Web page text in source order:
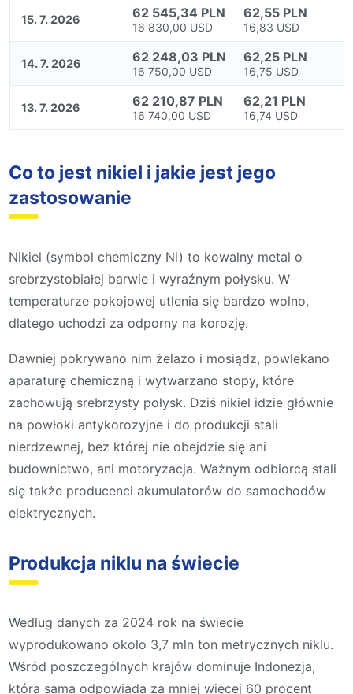
15. 7. 2026 62 545,34 PLN
16 830,00 USD
62,55 PLN
16,83 USD
14. 7. 2026 62 248,03 PLN
16 750,00 USD
62,25 PLN
16,75 USD
13. 7. 2026 62 210,87 PLN
16 740,00 USD
62,21 PLN
16,74 USD
Co to jest nikiel i jakie jest jego
zastosowanie
Nikiel (symbol chemiczny Ni) to kowalny metal o
srebrzystobiałej barwie i wyraźnym połysku. W
temperaturze pokojowej utlenia się bardzo wolno,
dlatego uchodzi za odporny na korozję.
Dawniej pokrywano nim żelazo i mosiądz, powlekano
aparaturę chemiczną i wytwarzano stopy, które
zachowują srebrzysty połysk. Dziś nikiel idzie głównie
na powłoki antykorozyjne i do produkcji stali
nierdzewnej, bez której nie obejdzie się ani
budownictwo, ani motoryzacja. Ważnym odbiorcą stali
się także producenci akumulatorów do samochodów
elektrycznych.
Produkcja niklu na świecie
Według danych za 2024 rok na świecie
wyprodukowano około 3,7 mln ton metrycznych niklu.
Wśród poszczególnych krajów dominuje Indonezja,
która sama odpowiada za mniej więcej 60 procent